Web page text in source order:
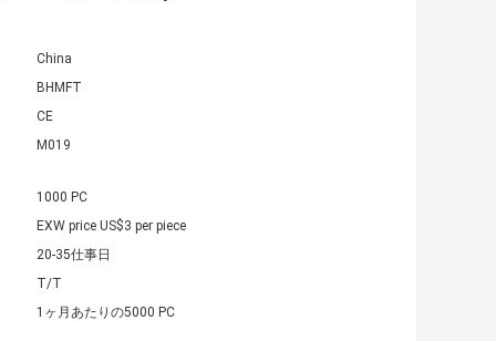
China
BHMFT
CE
M019
1000 PC
EXW price US$3 per piece
20-35仕事日
T/T
1ヶ月あたりの5000 PC